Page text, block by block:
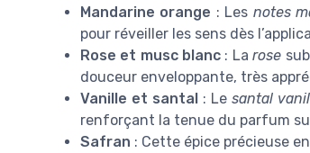
Mandarine orange : Les notes
pour réveiller les sens dès
Rose et musc blanc : Larose
douceur enveloppante, très
Vanille et santal : Lesantal
renforçant la tenue du parfum
Safran : Cette épice précieuse